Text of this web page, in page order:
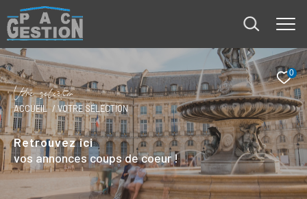
0
Vore sélectio
ACCUEIL VOTRE SÉLECTION
Retrouvez ici
vos annonces coups de coeur !